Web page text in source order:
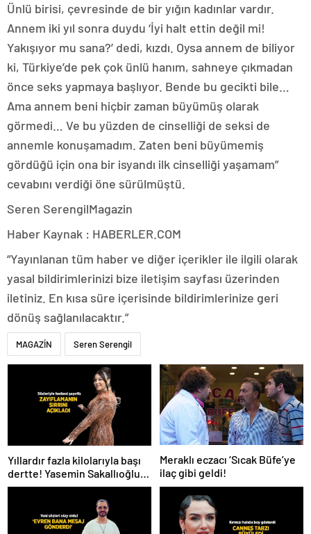
Ünlü birisi, çevresinde de bir yığın kadınlar vardır.
Annem iki yıl sonra duydu ‘İyi halt ettin değil mi!
Yakışıyor mu sana?’ dedi, kızdı. Oysa annem de biliyor
ki, Türkiye’de pek çok ünlü hanım, sahneye çıkmadan
önce seks yapmaya başlıyor. Bende bu gecikti bile…
Ama annem beni hiçbir zaman büyümüş olarak
görmedi… Ve bu yüzden de cinselliği de seksi de
annemle konuşamadım. Zaten beni büyümemiş
gördüğü için ona bir isyandı ilk cinselliği yaşamam”
cevabını verdiği öne sürülmüştü.
Seren SerengilMagazin
Haber Kaynak : HABERLER.COM
“Yayınlanan tüm haber ve diğer içerikler ile ilgili olarak
yasal bildirimlerinizi bize iletişim sayfası üzerinden
iletiniz. En kısa süre içerisinde bildirimlerinize geri
dönüş sağlanılacaktır.”
MAGAZİN Seren Serengil
Yıllardır fazla kilolarıyla başı
dertte! Yasemin Sakallıoğlu
zayıflamasının sırrını açıkladı
Meraklı eczacı ‘Sıcak Büfe’ye
ilaç gibi geldi!